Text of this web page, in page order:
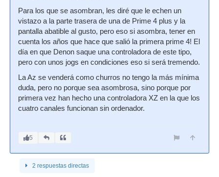
Para los que se asombran, les diré que le echen un
vistazo a la parte trasera de una de Prime 4 plus y la
pantalla abatible al gusto, pero eso si asombra, tener en
cuenta los años que hace que salió la primera prime 4! El
día en que Denon saque una controladora de este tipo,
pero con unos jogs en condiciones eso si será tremendo.
La Az se venderá como churros no tengo la más mínima
duda, pero no porque sea asombrosa, sino porque por
primera vez han hecho una controladora XZ en la que los
cuatro canales funcionan sin ordenador.
5
2 respuestas directas